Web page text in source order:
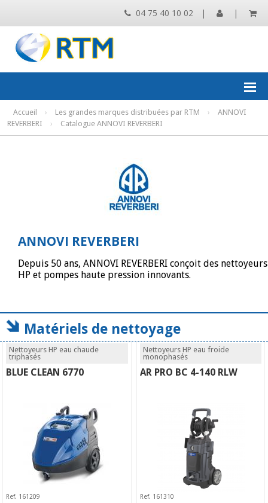
04 75 40 10 02 | |
Accueil › Les grandes marques distribuées par RTM ›
ANNOVI
REVERBERI
› Catalogue ANNOVI REVERBERI
ANNOVI REVERBERI
Depuis 50 ans, ANNOVI REVERBERI conçoit des nettoyeurs
HP et pompes haute pression innovants.
Matériels de nettoyage
Nettoyeurs HP eau chaude
triphasés
BLUE CLEAN 6770
Ref. 161209
Nettoyeurs HP eau froide
monophasés
AR PRO BC 4-140 RLW
Ref. 161310